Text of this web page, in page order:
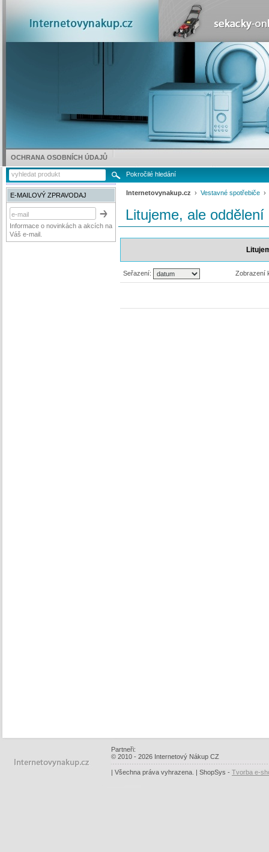
Internetovynakup.cz › Vestavné spotřebiče
Litujeme, ale oddělení
Seřazení: Zobrazení
E-MAILOVÝ ZPRAVODAJ
Informace o novinkách a akcích na
Váš e-mail.
Partneři:
© 2010 - 2026 Internetový Nákup CZ
| Všechna práva vyhrazena. | ShopSys - Tvorba e-
Pokročilé hledání
OCHRANA OSOBNÍCH ÚDAJŮ